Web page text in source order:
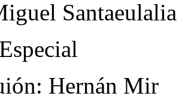
Santaeulalia
Especial
Hernán Mir